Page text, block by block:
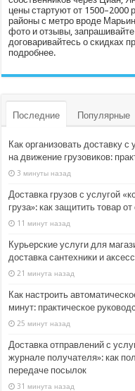
цены стартуют от 1500–2000
районы с метро вроде
фото и отзывы,
договаривайтесь о скидках
подробнее.
Последние Популярные
Как организовать доставку
на движение грузовиков:
3 минуты назад
Доставка грузов с услугой
груза»: как защитить товар
11 минут назад
Курьерские услуги для
доставка сантехники и
21 минута назад
Как настроить
минут: практическое
25 минут назад
Доставка отправлений с
журнале получателя»: как
передаче посылок
31 минута назад